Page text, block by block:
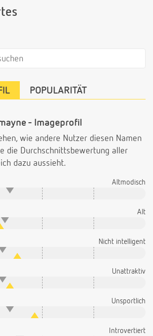
POPULARITÄT
- Imageprofil
wie andere Nutzer diesen Namen
die Durchschnittsbewertung aller
dazu aussieht.
Altmodisch
Alt
Nicht intelligent
Unattraktiv
Unsportlich
Introvertiert